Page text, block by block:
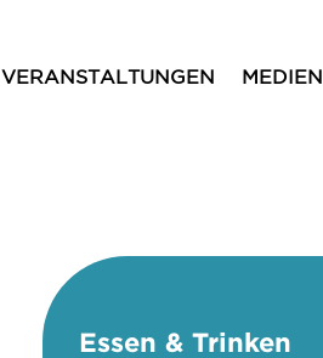
VERANSTALTUNGEN MEDIEN
Essen & Trinken